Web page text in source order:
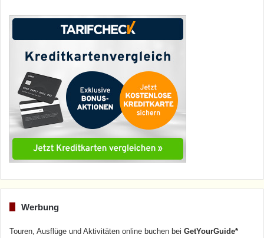
Werbung
Touren, Ausflüge und Aktivitäten online buchen bei GetYourGuide*